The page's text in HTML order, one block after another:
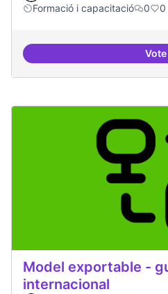
Formació i capacitació
0 0
Vote
Model exportable -
internacional